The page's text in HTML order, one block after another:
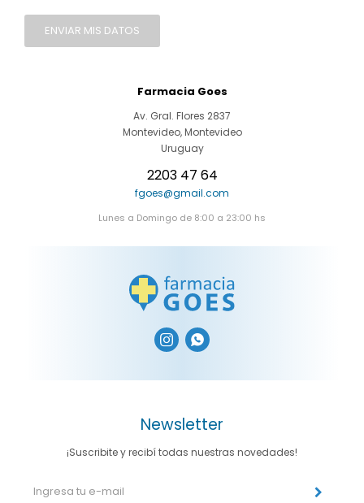
ENVIAR MIS DATOS
Farmacia Goes
Av. Gral. Flores 2837
Montevideo,Montevideo
Uruguay
2203 47 64
fgoes@gmail.com
Lunes a Domingo de 8:00 a 23:00 hs
 
Newsletter
¡Suscribite y recibí todas nuestras novedades!
Antihipertensivos